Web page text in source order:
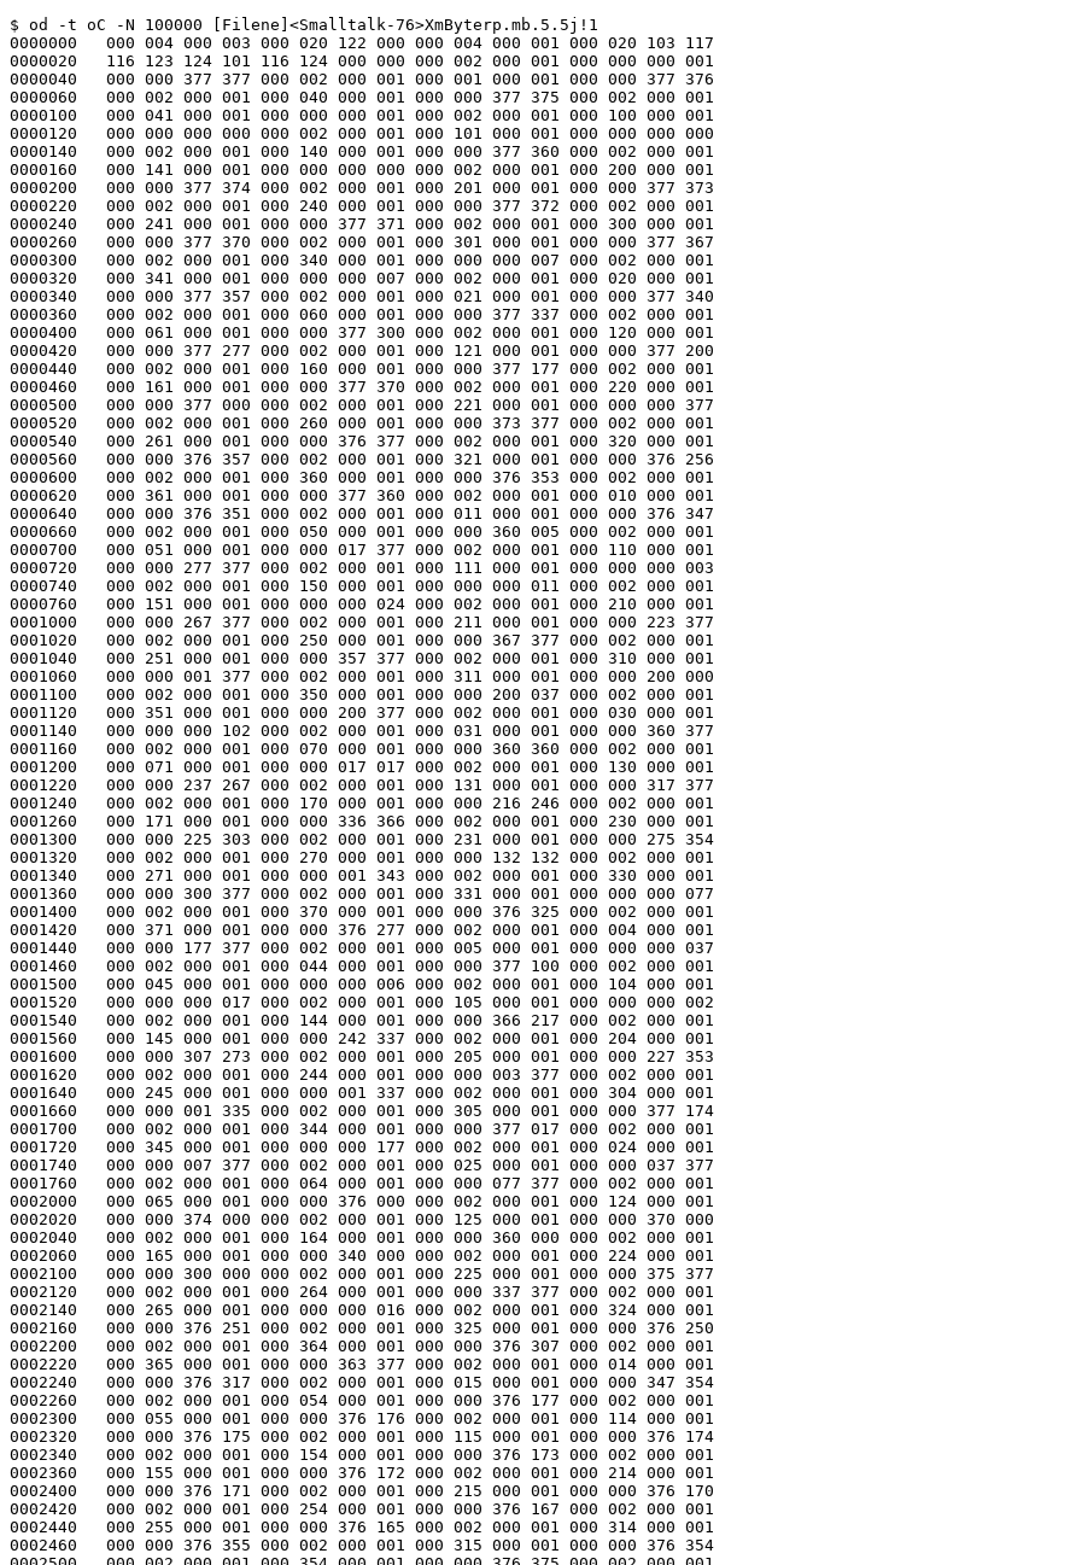
$ od -t oC -N 100000 [Filene]<Smalltalk-76>XmByterp.mb.5.5j!1
0000000   000 004 000 003 000 020 122 000 000 004 000 001 000 020 103 117
0000020   116 123 124 101 116 124 000 000 000 002 000 001 000 000 000 001
0000040   000 000 377 377 000 002 000 001 000 001 000 001 000 000 377 376
0000060   000 002 000 001 000 040 000 001 000 000 377 375 000 002 000 001
0000100   000 041 000 001 000 000 000 001 000 002 000 001 000 100 000 001
0000120   000 000 000 000 000 002 000 001 000 101 000 001 000 000 000 000
0000140   000 002 000 001 000 140 000 001 000 000 377 360 000 002 000 001
0000160   000 141 000 001 000 000 000 000 000 002 000 001 000 200 000 001
0000200   000 000 377 374 000 002 000 001 000 201 000 001 000 000 377 373
0000220   000 002 000 001 000 240 000 001 000 000 377 372 000 002 000 001
0000240   000 241 000 001 000 000 377 371 000 002 000 001 000 300 000 001
0000260   000 000 377 370 000 002 000 001 000 301 000 001 000 000 377 367
0000300   000 002 000 001 000 340 000 001 000 000 000 007 000 002 000 001
0000320   000 341 000 001 000 000 000 007 000 002 000 001 000 020 000 001
0000340   000 000 377 357 000 002 000 001 000 021 000 001 000 000 377 340
0000360   000 002 000 001 000 060 000 001 000 000 377 337 000 002 000 001
0000400   000 061 000 001 000 000 377 300 000 002 000 001 000 120 000 001
0000420   000 000 377 277 000 002 000 001 000 121 000 001 000 000 377 200
0000440   000 002 000 001 000 160 000 001 000 000 377 177 000 002 000 001
0000460   000 161 000 001 000 000 377 370 000 002 000 001 000 220 000 001
0000500   000 000 377 000 000 002 000 001 000 221 000 001 000 000 000 377
0000520   000 002 000 001 000 260 000 001 000 000 373 377 000 002 000 001
0000540   000 261 000 001 000 000 376 377 000 002 000 001 000 320 000 001
0000560   000 000 376 357 000 002 000 001 000 321 000 001 000 000 376 256
0000600   000 002 000 001 000 360 000 001 000 000 376 353 000 002 000 001
0000620   000 361 000 001 000 000 377 360 000 002 000 001 000 010 000 001
0000640   000 000 376 351 000 002 000 001 000 011 000 001 000 000 376 347
0000660   000 002 000 001 000 050 000 001 000 000 360 005 000 002 000 001
0000700   000 051 000 001 000 000 017 377 000 002 000 001 000 110 000 001
0000720   000 000 277 377 000 002 000 001 000 111 000 001 000 000 000 003
0000740   000 002 000 001 000 150 000 001 000 000 000 011 000 002 000 001
0000760   000 151 000 001 000 000 000 024 000 002 000 001 000 210 000 001
0001000   000 000 267 377 000 002 000 001 000 211 000 001 000 000 223 377
0001020   000 002 000 001 000 250 000 001 000 000 367 377 000 002 000 001
0001040   000 251 000 001 000 000 357 377 000 002 000 001 000 310 000 001
0001060   000 000 001 377 000 002 000 001 000 311 000 001 000 000 200 000
0001100   000 002 000 001 000 350 000 001 000 000 200 037 000 002 000 001
0001120   000 351 000 001 000 000 200 377 000 002 000 001 000 030 000 001
0001140   000 000 000 102 000 002 000 001 000 031 000 001 000 000 360 377
0001160   000 002 000 001 000 070 000 001 000 000 360 360 000 002 000 001
0001200   000 071 000 001 000 000 017 017 000 002 000 001 000 130 000 001
0001220   000 000 237 267 000 002 000 001 000 131 000 001 000 000 317 377
0001240   000 002 000 001 000 170 000 001 000 000 216 246 000 002 000 001
0001260   000 171 000 001 000 000 336 366 000 002 000 001 000 230 000 001
0001300   000 000 225 303 000 002 000 001 000 231 000 001 000 000 275 354
0001320   000 002 000 001 000 270 000 001 000 000 132 132 000 002 000 001
0001340   000 271 000 001 000 000 001 343 000 002 000 001 000 330 000 001
0001360   000 000 300 377 000 002 000 001 000 331 000 001 000 000 000 077
0001400   000 002 000 001 000 370 000 001 000 000 376 325 000 002 000 001
0001420   000 371 000 001 000 000 376 277 000 002 000 001 000 004 000 001
0001440   000 000 177 377 000 002 000 001 000 005 000 001 000 000 000 037
0001460   000 002 000 001 000 044 000 001 000 000 377 100 000 002 000 001
0001500   000 045 000 001 000 000 000 006 000 002 000 001 000 104 000 001
0001520   000 000 000 017 000 002 000 001 000 105 000 001 000 000 000 002
0001540   000 002 000 001 000 144 000 001 000 000 366 217 000 002 000 001
0001560   000 145 000 001 000 000 242 337 000 002 000 001 000 204 000 001
0001600   000 000 307 273 000 002 000 001 000 205 000 001 000 000 227 353
0001620   000 002 000 001 000 244 000 001 000 000 003 377 000 002 000 001
0001640   000 245 000 001 000 000 001 337 000 002 000 001 000 304 000 001
0001660   000 000 001 335 000 002 000 001 000 305 000 001 000 000 377 174
0001700   000 002 000 001 000 344 000 001 000 000 377 017 000 002 000 001
0001720   000 345 000 001 000 000 000 177 000 002 000 001 000 024 000 001
0001740   000 000 007 377 000 002 000 001 000 025 000 001 000 000 037 377
0001760   000 002 000 001 000 064 000 001 000 000 077 377 000 002 000 001
0002000   000 065 000 001 000 000 376 000 000 002 000 001 000 124 000 001
0002020   000 000 374 000 000 002 000 001 000 125 000 001 000 000 370 000
0002040   000 002 000 001 000 164 000 001 000 000 360 000 000 002 000 001
0002060   000 165 000 001 000 000 340 000 000 002 000 001 000 224 000 001
0002100   000 000 300 000 000 002 000 001 000 225 000 001 000 000 375 377
0002120   000 002 000 001 000 264 000 001 000 000 337 377 000 002 000 001
0002140   000 265 000 001 000 000 000 016 000 002 000 001 000 324 000 001
0002160   000 000 376 251 000 002 000 001 000 325 000 001 000 000 376 250
0002200   000 002 000 001 000 364 000 001 000 000 376 307 000 002 000 001
0002220   000 365 000 001 000 000 363 377 000 002 000 001 000 014 000 001
0002240   000 000 376 317 000 002 000 001 000 015 000 001 000 000 347 354
0002260   000 002 000 001 000 054 000 001 000 000 376 177 000 002 000 001
0002300   000 055 000 001 000 000 376 176 000 002 000 001 000 114 000 001
0002320   000 000 376 175 000 002 000 001 000 115 000 001 000 000 376 174
0002340   000 002 000 001 000 154 000 001 000 000 376 173 000 002 000 001
0002360   000 155 000 001 000 000 376 172 000 002 000 001 000 214 000 001
0002400   000 000 376 171 000 002 000 001 000 215 000 001 000 000 376 170
0002420   000 002 000 001 000 254 000 001 000 000 376 167 000 002 000 001
0002440   000 255 000 001 000 000 376 165 000 002 000 001 000 314 000 001
0002460   000 000 376 355 000 002 000 001 000 315 000 001 000 000 376 354
0002500   000 002 000 001 000 354 000 001 000 000 376 375 000 002 000 001
0002520   000 355 000 001 000 000 000 017 000 002 000 001 000 034 000 001
0002540   000 000 376 254 000 002 000 001 000 035 000 001 000 000 376 253
0002560   000 002 000 001 000 074 000 001 000 000 000 020 000 002 000 001
0002600   000 075 000 001 000 000 000 033 000 002 000 001 000 134 000 001
0002620   000 000 000 004 000 002 000 001 000 135 000 001 000 000 377 365
0002640   000 002 000 001 000 174 000 001 000 000 000 076 000 002 000 001
0002660   000 175 000 001 000 000 377 340 000 002 000 001 000 234 000 001
0002700   000 000 361 377 000 002 000 001 000 235 000 001 000 000 377 201
0002720   000 002 000 001 000 274 000 001 000 000 000 201 000 002 000 001
0002740   000 275 000 001 000 000 377 347 000 002 000 001 000 334 000 001
0002760   000 000 377 362 000 002 000 001 000 335 000 001 000 000 374 007
0003000   000 002 000 001 000 374 000 001 000 000 174 006 000 002 000 001
0003020   000 375 000 001 000 000 000 037 000 002 000 001 000 002 000 001
0003040   000 000 004 000 000 002 000 001 000 003 000 001 000 000 377 366
0003060   000 002 000 001 000 042 000 001 000 000 377 364 000 002 000 001
0003100   000 043 000 001 000 000 377 363 000 002 000 001 000 102 000 001
0003120   000 000 377 361 000 002 000 001 000 103 000 001 000 000 377 317
0003140   000 002 000 001 000 142 000 001 000 000 376 001 000 002 000 001
0003160   000 143 000 001 000 000 000 200 000 002 000 001 000 202 000 001
0003200   000 000 176 000 000 002 000 001 000 203 000 001 000 000 000 100
0003220   000 002 000 001 000 242 000 001 000 000 000 063 000 002 000 001
0003240   000 243 000 001 000 000 372 250 000 002 000 001 000 302 000 001
0003260   000 000 377 276 000 002 000 001 000 303 000 001 000 000 376 147
0003300   000 002 000 001 000 342 000 001 000 000 376 146 000 002 000 001
0003320   000 343 000 001 000 000 376 135 000 002 000 001 000 022 000 001
0003340   000 000 001 215 000 002 000 001 000 023 000 001 000 000 001 247
0003360   000 002 000 001 000 062 000 001 000 000 377 355 000 002 000 001
0003400   000 063 000 001 000 000 377 353 000 002 000 001 000 122 000 001
0003420   000 000 377 042 000 002 000 001 000 123 000 001 000 000 375 000
0003440   000 002 000 001 000 162 000 001 000 000 376 376 000 002 000 001
0003460   000 163 000 001 000 000 377 376 000 002 000 001 000 222 000 001
0003500   000 000 373 376 000 002 000 001 000 223 000 001 000 000 377 356
0003520   000 002 000 001 000 262 000 001 000 000 377 354 000 002 000 001
0003540   000 263 000 001 000 000 377 352 000 002 000 001 000 322 000 001
0003560   000 000 377 351 000 002 000 001 000 323 000 001 000 000 377 350
0003600   000 002 000 001 000 362 000 001 000 000 377 346 000 002 000 001
0003620   000 363 000 001 000 000 377 374 000 002 000 001 000 012 000 001
0003640   000 000 374 102 000 002 000 001 000 013 000 001 000 000 376 041
0003660   000 002 000 001 000 052 000 001 000 000 001 257 000 002 000 001
0003700   000 053 000 001 000 000 377 077 000 002 000 001 000 112 000 001
0003720   000 000 363 376 000 002 000 001 000 153 000 001 000 000 377 367
0003740   000 002 000 001 000 353 000 001 000 000 377 363 000 002 000 001
0003760   000 173 000 001 000 000 377 357 000 002 000 001 000 373 000 001
0004000   000 000 377 337 000 002 000 001 000 147 000 001 000 000 377 277
0004020   000 002 000 001 000 347 000 001 000 000 377 177 000 002 000 001
0004040   000 167 000 001 000 000 377 077 000 002 000 001 000 367 000 001
0004060   000 000 377 000 000 004 000 002 000 040 111 116 123 124 122 125
0004100   103 124 111 117 116 000 000 002 000 002 000 377 000 001 076 005
0004120   307 001 020 004 000 002 000 002 000 177 000 001 020 034 200 217
0004140   037 174 000